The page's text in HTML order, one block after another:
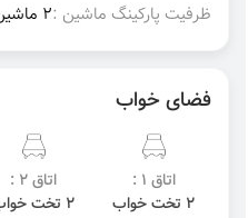
ظرفیت پارکینگ ماشین :2 ماشین
فضای خواب
اتاق 1 :
2 تخت خواب
اتاق 2 :
2 تخت خواب